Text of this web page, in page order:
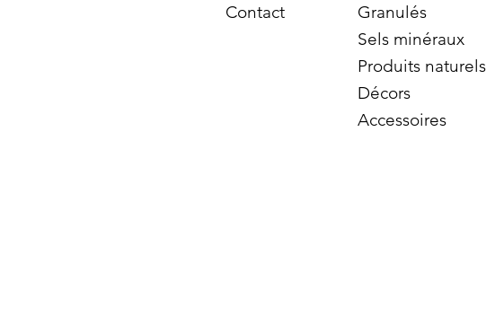
Contact
Granulés
Sels minéraux
Produits naturels
Décors
Accessoires